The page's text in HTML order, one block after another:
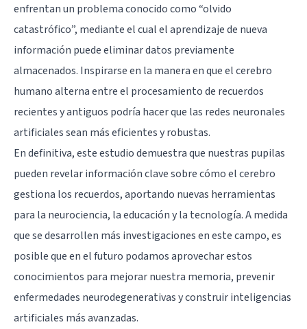
enfrentan un problema conocido como “olvido
catastrófico”, mediante el cual el aprendizaje de nueva
información puede eliminar datos previamente
almacenados. Inspirarse en la manera en que el cerebro
humano alterna entre el procesamiento de recuerdos
recientes y antiguos podría hacer que las redes neuronales
artificiales sean más eficientes y robustas.
En definitiva, este estudio demuestra que nuestras pupilas
pueden revelar información clave sobre cómo el cerebro
gestiona los recuerdos, aportando nuevas herramientas
para la neurociencia, la educación y la tecnología. A medida
que se desarrollen más investigaciones en este campo, es
posible que en el futuro podamos aprovechar estos
conocimientos para mejorar nuestra memoria, prevenir
enfermedades neurodegenerativas y construir inteligencias
artificiales más avanzadas.